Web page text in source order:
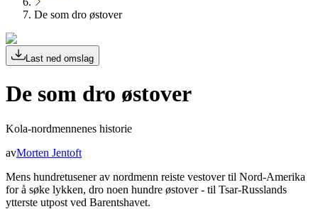
De som dro østover
Last ned omslag
De som dro østover
Kola-nordmennenes historie
avMorten Jentoft
Mens hundretusener av nordmenn reiste vestover til Nord-Amerika
for å søke lykken, dro noen hundre østover - til Tsar-Russlands
ytterste utpost ved Barentshavet.